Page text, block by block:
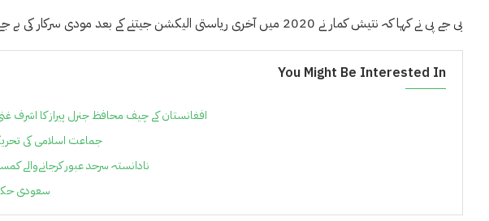
بی جے پی نے کہا کہ نتیش کمار نے 2020 میں آخری ریاستی الیکشن جیتنے کے بعد مودی سرکار کی بے جے پی اور بہار کے لوگوں کو دھوکہ دیا ہے۔
You Might Be Interested In
افغانستان کے چیف محافظ جنرل پیراز کا اشرف غنی
جماعت اسلامی کی
نادانستہ سرحد عبور کرجانےوالے
سعودی